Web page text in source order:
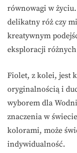
równowagi w
delikatny róż czy
kreatywnym
eksploracji
Fiolet, z kolei, jest
oryginalnością i
wyborem dla
znaczenia w
kolorami, może
indywidualność.